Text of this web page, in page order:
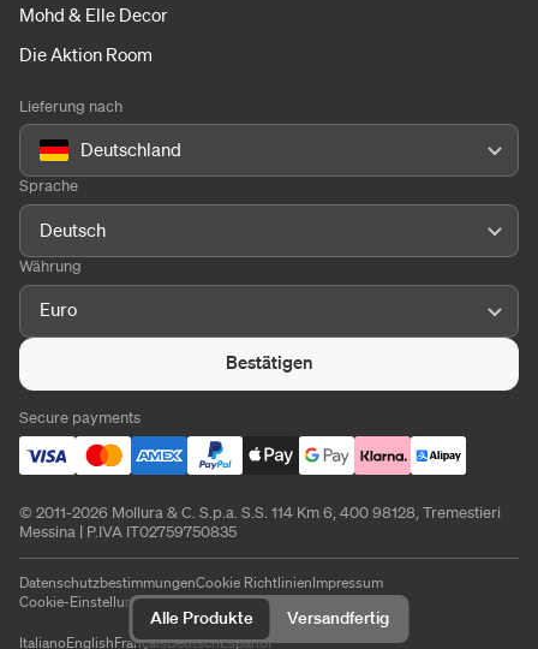
Alle Produkte Versandfertig
Mohd & Elle Decor
Die Aktion Room
Lieferung nach
Deutschland
Sprache
Deutsch
Währung
Euro
Bestätigen
Secure payments
© 2011-2026 Mollura & C. S.p.a. S.S. 114 Km 6, 400 98128, Tremestieri
Messina | P.IVA IT02759750835
DatenschutzbestimmungenCookie RichtlinienImpressum
Cookie-Einstellungen
ItalianoEnglishFrançaisDeutschEspañol